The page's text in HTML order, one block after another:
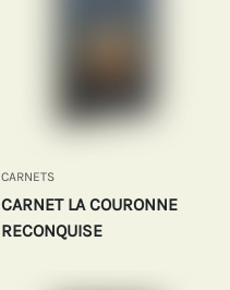
CARNETS
CARNET LA COURONNE
RECONQUISE